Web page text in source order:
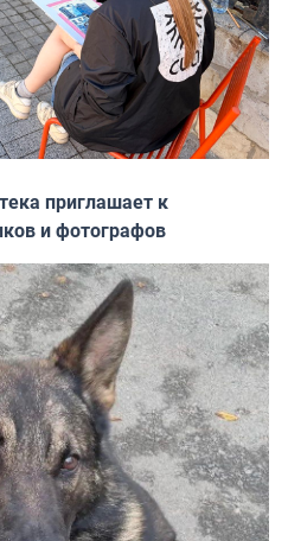
приглашает к
и фотографов